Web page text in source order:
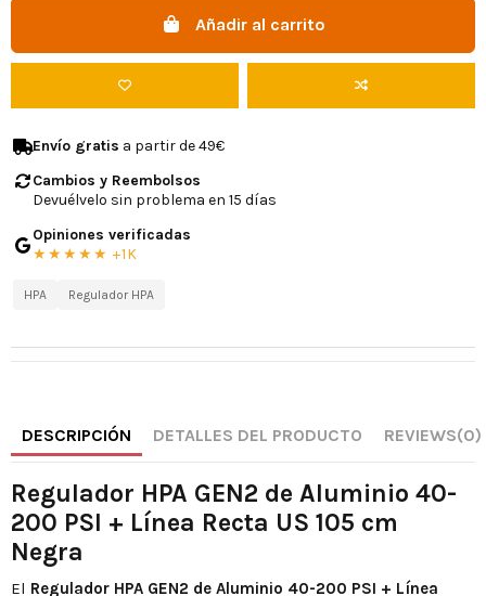
Añadir al carrito
Envío gratis a partir de 49€
Cambios y Reembolsos
Devuélvelo sin problema en 15 días
Opiniones verificadas
★★★★★ +1K
HPA Regulador HPA
DESCRIPCIÓN DETALLES DEL PRODUCTO REVIEWS(0)
Regulador HPA GEN2 de Aluminio 40-
200 PSI + Línea Recta US 105 cm
Negra
El Regulador HPA GEN2 de Aluminio 40-200 PSI + Línea